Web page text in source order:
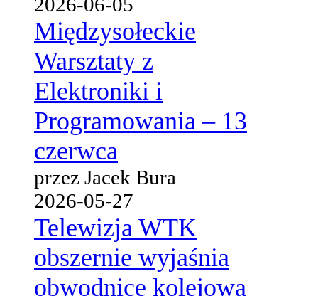
Międzysołeckie
Warsztaty z
Elektroniki i
Programowania – 13
czerwca
przez Jacek Bura
2026-05-27
Telewizja WTK
obszernie wyjaśnia
obwodnicę kolejową